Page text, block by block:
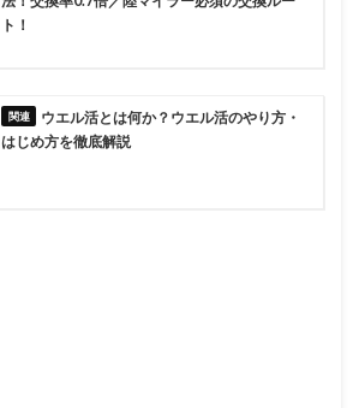
ト！
ウエル活とは何か？ウエル活のやり方・
はじめ方を徹底解説